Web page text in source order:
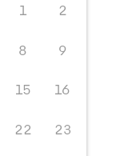
1 2
8 9
15 16
22 23